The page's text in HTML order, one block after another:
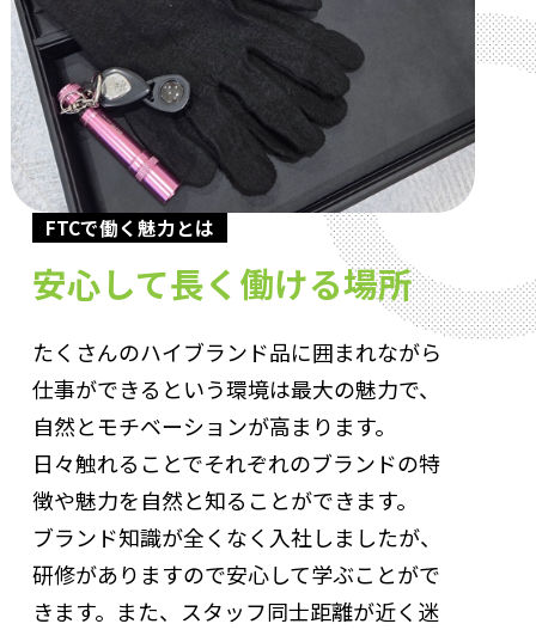
FTCで働く魅力とは
安心して長く働ける場所
たくさんのハイブランド品に囲まれながら
仕事ができるという環境は最大の魅力で、
自然とモチベーションが高まります。
日々触れることでそれぞれのブランドの特
徴や魅力を自然と知ることができます。
ブランド知識が全くなく入社しましたが、
研修がありますので安心して学ぶことがで
きます。また、スタッフ同士距離が近く迷